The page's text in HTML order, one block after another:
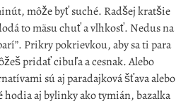
môže byť suché. Radšej kratšie
to mäsu chuť a vlhkosť. Nedus na
Prikry pokrievkou, aby sa ti para
pridať cibuľa a cesnak. Alebo
sú aj paradajková šťava alebo
hodia aj bylinky ako tymián, bazalka